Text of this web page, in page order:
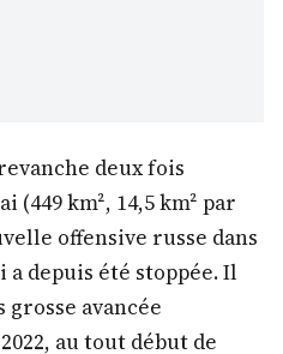
deux fois
km², 14,5 km² par
offensive russe dans
depuis été stoppée. Il
grosse avancée
au tout début de